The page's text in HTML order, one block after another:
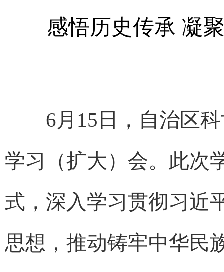
感悟历史传承 凝
6月15日，自治区科
学习（扩大）会。此次
式，深入学习贯彻习近
思想，推动铸牢中华民